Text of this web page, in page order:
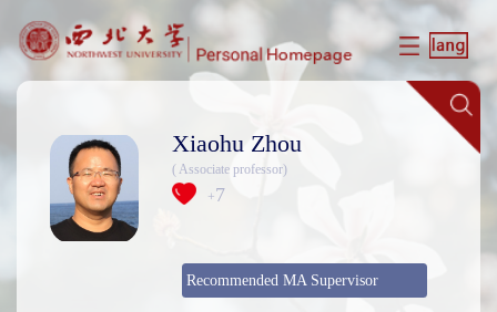
Xiaohu Zhou
( Associate professor)
+7
Recommended MA Supervisor